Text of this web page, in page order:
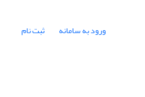
ورود به سامانه ثبت نام